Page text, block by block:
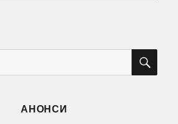
АНОНСИ